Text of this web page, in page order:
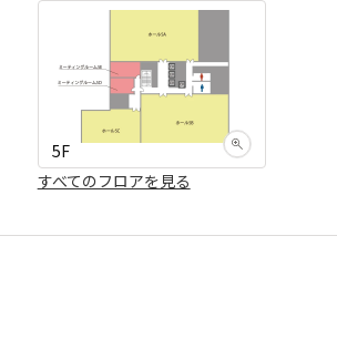
5F
すべてのフロアを見る